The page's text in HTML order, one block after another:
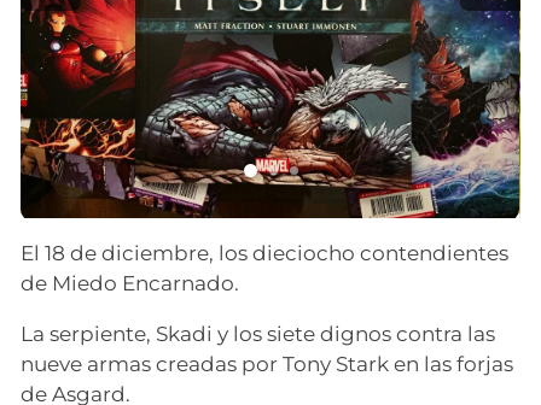
El 18 de diciembre, los dieciocho contendientes
de Miedo Encarnado.
La serpiente, Skadi y los siete dignos contra las
nueve armas creadas por Tony Stark en las forjas
de Asgard.